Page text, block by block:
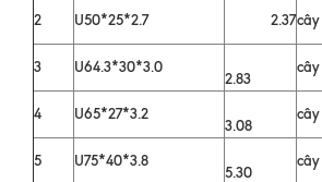
2
U50*25*2.7 2.37cây
3
U64.3*30*3.0
2.83
cây
4
U65*27*3.2
3.08
cây
5
U75*40*3.8
5.30
cây